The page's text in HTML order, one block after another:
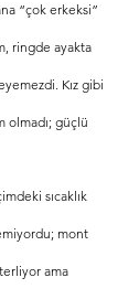
“çok erkeksi”
ringde ayakta
Kız gibi
olmadı; güçlü
sıcaklık
mont
ama